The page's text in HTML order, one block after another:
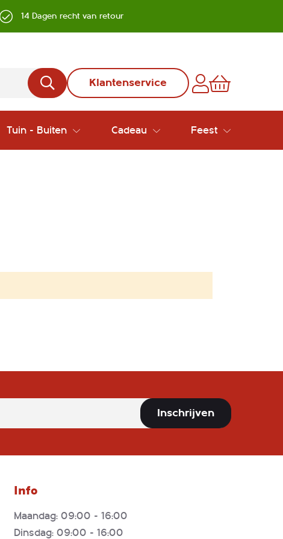
14 Dagen recht van retour
Klantenservice
Tuin - Buiten Cadeau Feest
Inschrijven
Info
Maandag: 09:00 - 16:00
Dinsdag: 09:00 - 16:00